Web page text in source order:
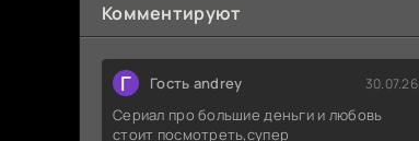
Комментируют
Г Гость andrey 30.07.26
Сериал про большие деньги и любовь
стоит посмотреть,супер